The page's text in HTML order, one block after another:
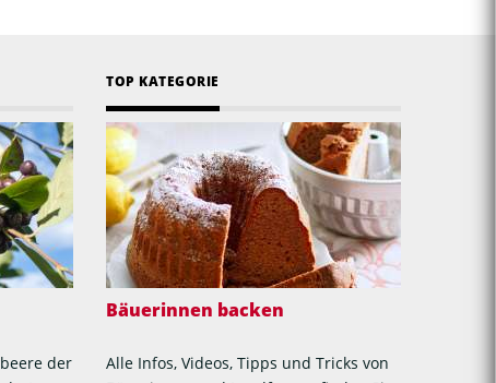
der
TOP KATEGORIE
Bäuerinnen backen
Alle Infos, Videos, Tipps und Tricks von